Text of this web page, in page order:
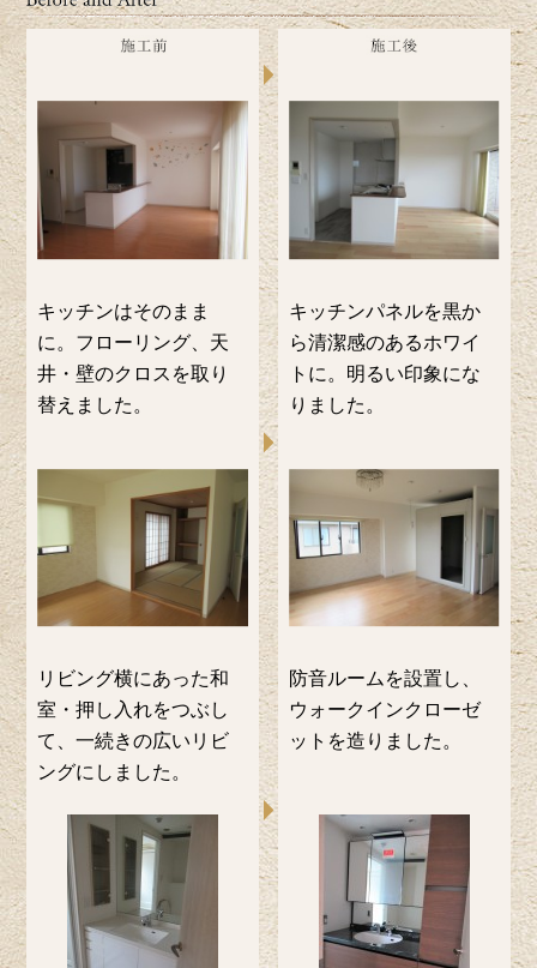
キッチンはそのまま
に。フローリング、天
井・壁のクロスを取り
替えました。
キッチンパネルを黒か
ら清潔感のあるホワイ
トに。明るい印象にな
りました。
リビング横にあった和
室・押し入れをつぶし
て、一続きの広いリビ
ングにしました。
防音ルームを設置し、
ウォークインクローゼ
ットを造りました。